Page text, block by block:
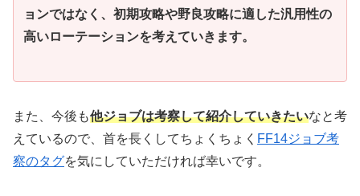
ョンではなく、初期攻略や野良攻略に適した汎用性の
高いローテーションを考えていきます。
また、今後も他ジョブは考察して紹介していきたいなと考
えているので、首を長くしてちょくちょく FF14ジョブ考
察のタグを気にしていただければ幸いです。